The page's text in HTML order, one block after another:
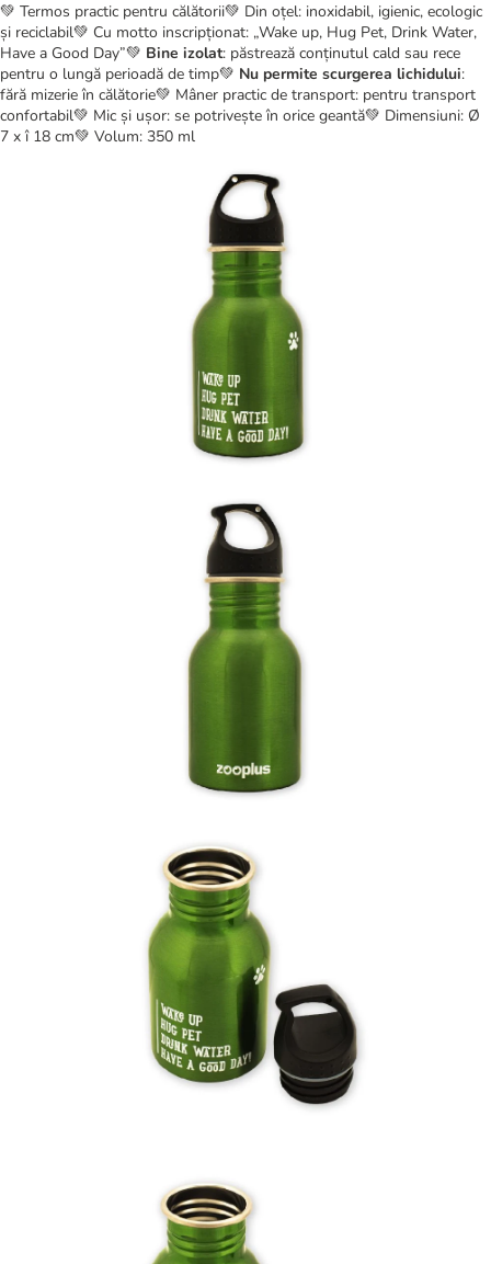
💚 Termos practic pentru călătorii💚 Din oțel: inoxidabil, igienic, ecologic
și reciclabil💚 Cu motto inscripționat: „Wake up, Hug Pet, Drink Water,
Have a Good Day”💚 Bine izolat: păstrează conținutul cald sau rece
pentru o lungă perioadă de timp💚 Nu permite scurgerea lichidului:
fără mizerie în călătorie💚 Mâner practic de transport: pentru transport
confortabil💚 Mic și ușor: se potrivește în orice geantă💚 Dimensiuni: Ø
7 x î 18 cm💚 Volum: 350 ml